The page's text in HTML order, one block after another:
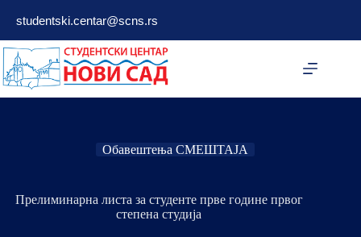
studentski.centar@scns.rs
Обавештења СМЕШТАЈА
Прелиминарна листа за студенте прве године првог
степена студија